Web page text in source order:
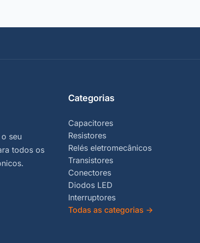
seu
todos os
Categorias
Capacitores
Resistores
Relés eletromecânicos
Transistores
Conectores
Diodos LED
Interruptores
Todas as categorias →